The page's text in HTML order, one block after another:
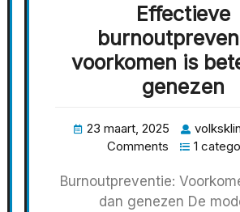
Effectieve
voorkomen is
genezen
23 maart, 2025
Comments
1
Burnoutpreventie:
dan genezen De